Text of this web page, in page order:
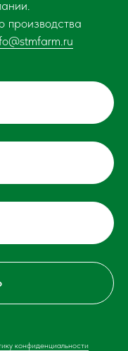
производства
конфиденциальности